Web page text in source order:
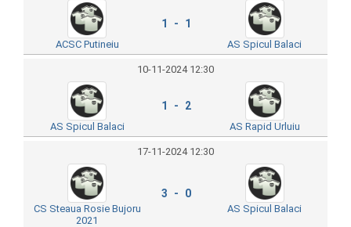
ACSC Putineiu
1 - 1
AS Spicul Balaci
10-11-2024 12:30
AS Spicul Balaci
1 - 2
AS Rapid Urluiu
17-11-2024 12:30
CS Steaua Rosie Bujoru
2021
3 - 0
AS Spicul Balaci